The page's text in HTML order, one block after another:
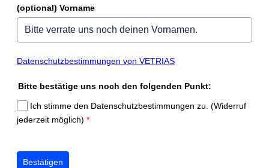
(optional) Vorname
Datenschutzbestimmungen von VETRIAS
Bitte bestätige uns noch den folgenden Punkt:
Ich stimme den Datenschutzbestimmungen zu. (Widerruf
jederzeit möglich) *
Bestätigen